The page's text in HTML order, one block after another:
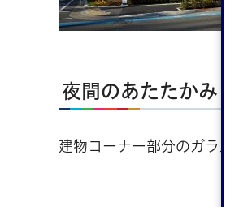
夜間のあたたかみ・
建物コーナー部分のガラス